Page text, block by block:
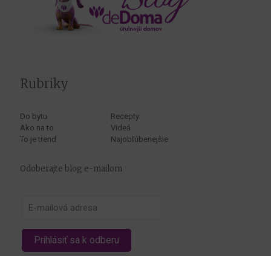
Rubriky
Do bytu
Ako na to
To je trend
Recepty
Videá
Najobľúbenejšie
Odoberajte blog e-mailom